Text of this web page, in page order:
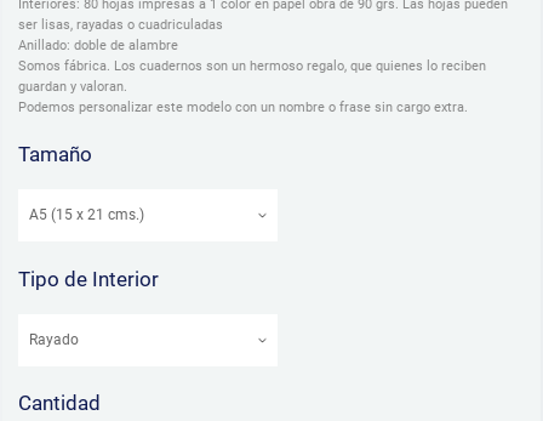
Interiores: 80 hojas impresas a 1 color en papel obra de 90 grs. Las hojas pueden
ser lisas, rayadas o cuadriculadas
Anillado: doble de alambre
Somos fábrica. Los cuadernos son un hermoso regalo, que quienes lo reciben
guardan y valoran.
Podemos personalizar este modelo con un nombre o frase sin cargo extra.
Tamaño
Tipo de Interior
Cantidad